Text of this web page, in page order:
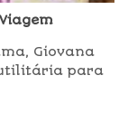
Giovana
para